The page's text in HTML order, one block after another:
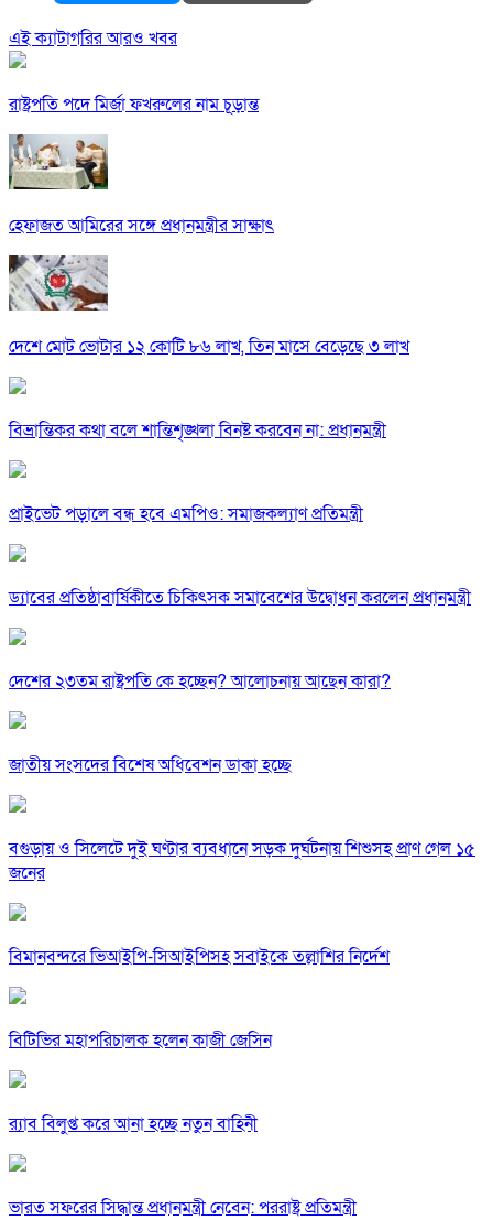
এই ক্যাটাগরির আরও খবর
রাষ্ট্রপতি পদে মির্জা ফখরুলের নাম চূড়ান্ত
হেফাজত আমিরের সঙ্গে প্রধানমন্ত্রীর সাক্ষাৎ
দেশে মোট ভোটার ১২ কোটি ৮৬ লাখ, তিন মাসে বেড়েছে ৩ লাখ
বিভ্রান্তিকর কথা বলে শান্তিশৃঙ্খলা বিনষ্ট করবেন না: প্রধানমন্ত্রী
প্রাইভেট পড়ালে বন্ধ হবে এমপিও: সমাজকল্যাণ প্রতিমন্ত্রী
ড্যাবের প্রতিষ্ঠাবার্ষিকীতে চিকিৎসক সমাবেশের উদ্বোধন করলেন প্রধানমন্ত্রী
দেশের ২৩তম রাষ্ট্রপতি কে হচ্ছেন? আলোচনায় আছেন কারা?
জাতীয় সংসদের বিশেষ অধিবেশন ডাকা হচ্ছে
বগুড়ায় ও সিলেটে দুই ঘণ্টার ব্যবধানে সড়ক দুর্ঘটনায় শিশুসহ প্রাণ গেল ১৫
জনের
বিমানবন্দরে ভিআইপি-সিআইপিসহ সবাইকে তল্লাশির নির্দেশ
বিটিভির মহাপরিচালক হলেন কাজী জেসিন
র‍্যাব বিলুপ্ত করে আনা হচ্ছে নতুন বাহিনী
ভারত সফরের সিদ্ধান্ত প্রধানমন্ত্রী নেবেন: পররাষ্ট্র প্রতিমন্ত্রী